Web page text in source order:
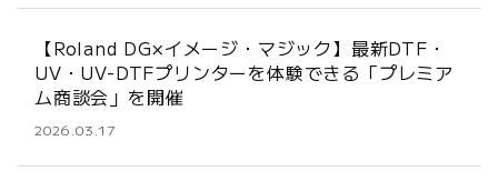
【Roland DG×イメージ・マジック】最新DTF・
UV・UV-DTFプリンターを体験できる「プレミア
ム商談会」を開催
2026.03.17